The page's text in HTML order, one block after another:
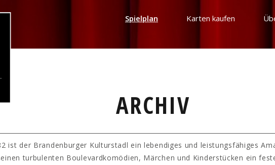
Spielplan Karten kaufen
ARCHIV
ist der Brandenburger Kulturstadl ein lebendiges und leistungsfähiges
turbulenten Boulevardkomödien, Märchen und Kinderstücken ein